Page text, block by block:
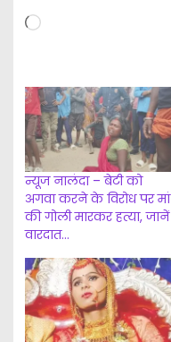
L
d
i
n
g
…
न्यूज नालंदा – बेटी को
अगवा करने के विरोध पर मां
की गोली मारकर हत्या, जानें
वारदात…